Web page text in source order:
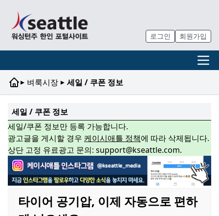
로그인 회원가입
▸ 벼룩시장 ▸ 세일 / 쿠폰 정보
세일 / 쿠폰 정보
세일/쿠폰 정보만 등록 가능합니다.
광고글을 게시할 경우 케이시애틀 정책에 따라 삭제됩니다.
상단 고정 유료광고 문의: support@kseattle.com.
타이어 공기압, 이제 자동으로 편하